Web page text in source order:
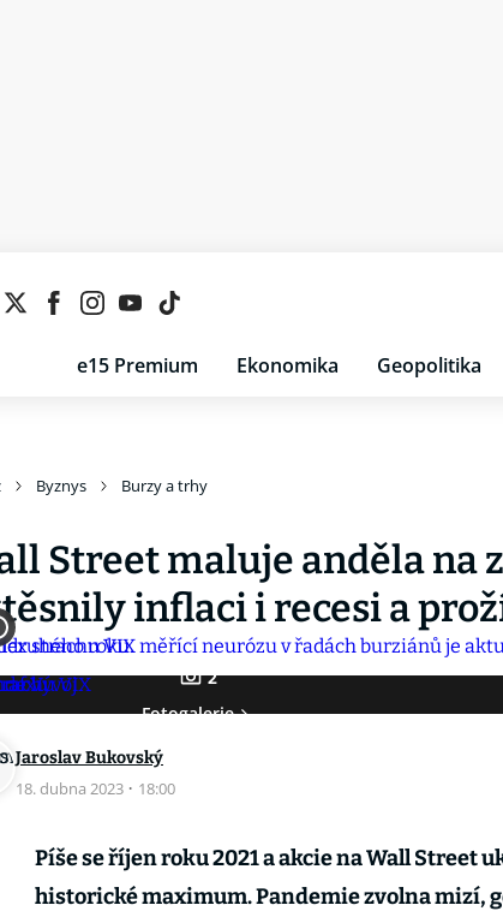
e15 Premium Ekonomika Geopolitika
Byznys Burzy a trhy
Street maluje anděla na
inflaci i recesi a
2
Fotogalerie
Jaroslav Bukovský
18. dubna 2023 · 18:00
Píše se říjen roku 2021 a akcie na Wall Street
historické maximum. Pandemie zvolna mizí,